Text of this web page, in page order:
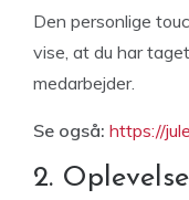
Den personlige
vise, at du har
medarbejder.
Se også: https://
2.